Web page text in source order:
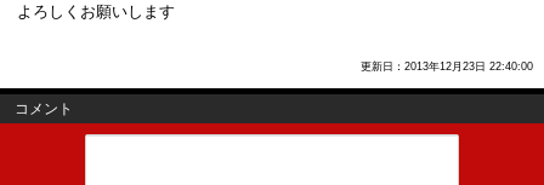
よろしくお願いします
更新日：2013年12月23日 22:40:00
コメント